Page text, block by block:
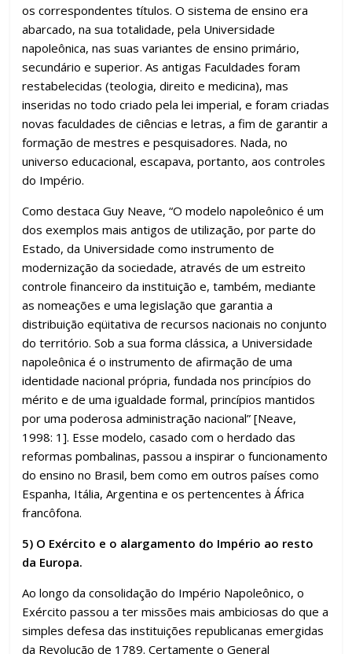
os correspondentes títulos. O sistema de ensino era
abarcado, na sua totalidade, pela Universidade
napoleônica, nas suas variantes de ensino primário,
secundário e superior. As antigas Faculdades foram
restabelecidas (teologia, direito e medicina), mas
inseridas no todo criado pela lei imperial, e foram criadas
novas faculdades de ciências e letras, a fim de garantir a
formação de mestres e pesquisadores. Nada, no
universo educacional, escapava, portanto, aos controles
do Império.
Como destaca Guy Neave, “O modelo napoleônico é um
dos exemplos mais antigos de utilização, por parte do
Estado, da Universidade como instrumento de
modernização da sociedade, através de um estreito
controle financeiro da instituição e, também, mediante
as nomeações e uma legislação que garantia a
distribuição eqüitativa de recursos nacionais no conjunto
do território. Sob a sua forma clássica, a Universidade
napoleônica é o instrumento de afirmação de uma
identidade nacional própria, fundada nos princípios do
mérito e de uma igualdade formal, princípios mantidos
por uma poderosa administração nacional” [Neave,
1998: 1]. Esse modelo, casado com o herdado das
reformas pombalinas, passou a inspirar o funcionamento
do ensino no Brasil, bem como em outros países como
Espanha, Itália, Argentina e os pertencentes à África
francôfona.
5) O Exército e o alargamento do Império ao resto
da Europa.
Ao longo da consolidação do Império Napoleônico, o
Exército passou a ter missões mais ambiciosas do que a
simples defesa das instituições republicanas emergidas
da Revolução de 1789. Certamente o General